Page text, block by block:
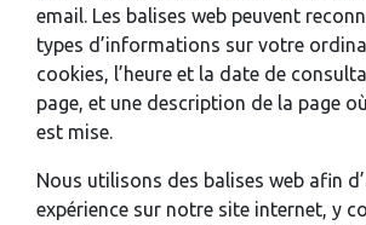
email. Les balises web peuvent
types d’informations sur votre
cookies, l’heure et la date de
page, et une description de la page
est mise.
Nous utilisons des balises web afin
expérience sur notre site internet, y